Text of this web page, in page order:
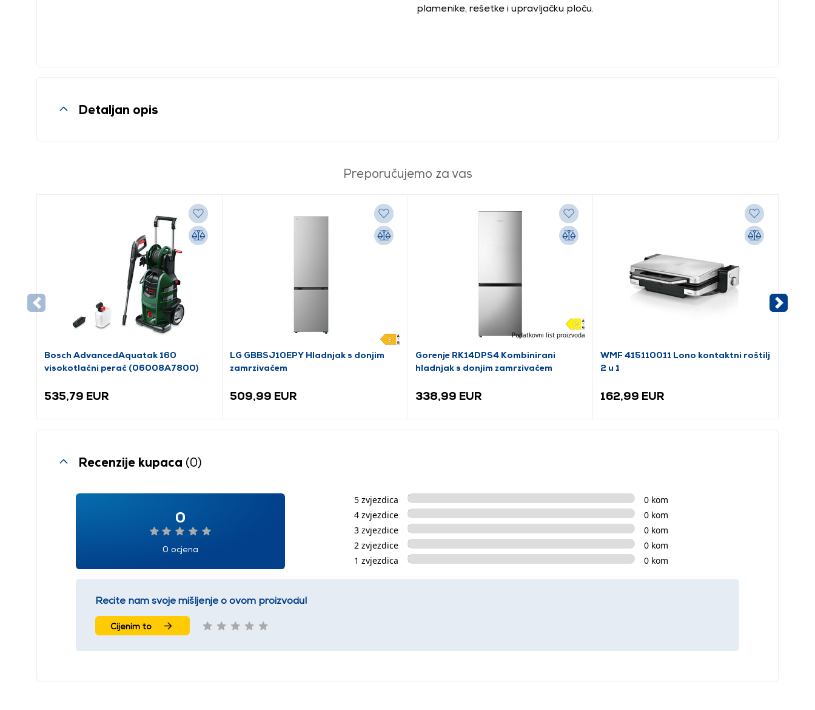
plamenike, rešetke i upravljačku ploču.
Detaljan opis
Preporučujemo za vas
Bosch AdvancedAquatak 160
visokotlačni perač (06008A7800)
535,79 EUR
LG GBBSJ10EPY Hladnjak s donjim
zamrzivačem
509,99 EUR
Podatkovni list proizvoda
Gorenje RK14DPS4 Kombinirani
hladnjak s donjim zamrzivačem
338,99 EUR
WMF 415110011 Lono kontaktni roštilj
2 u 1
162,99 EUR
Recenzije kupaca (0)
0
0 ocjena
5 zvjezdica
0 kom
4 zvjezdice
0 kom
3 zvjezdice
0 kom
2 zvjezdice
0 kom
1 zvjezdica
0 kom
Recite nam svoje mišljenje o ovom proizvodu!
Cijenim to